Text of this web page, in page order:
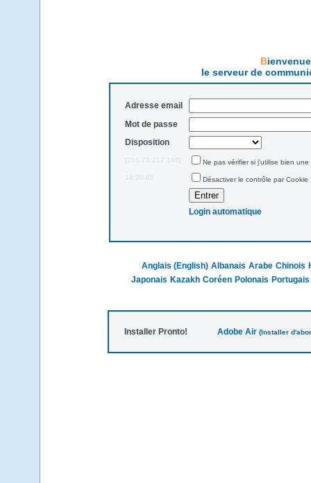
le serveur de
Adresse email
Mot de passe
Disposition
[216.73.217.148]
Ne pas vérifier si j'utilise bien une
Désactiver le contrôle par Cookie
Login automatique
Anglais (English) Albanais Arabe Chinois
Japonais Kazakh Coréen Polonais Portugais
Installer Pronto! Adobe Air (Installer